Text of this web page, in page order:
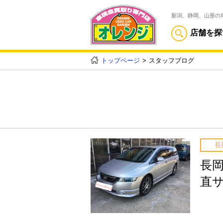
新潟、静岡、山形の
店舗を
トップページ スタッフブログ
長
長
直